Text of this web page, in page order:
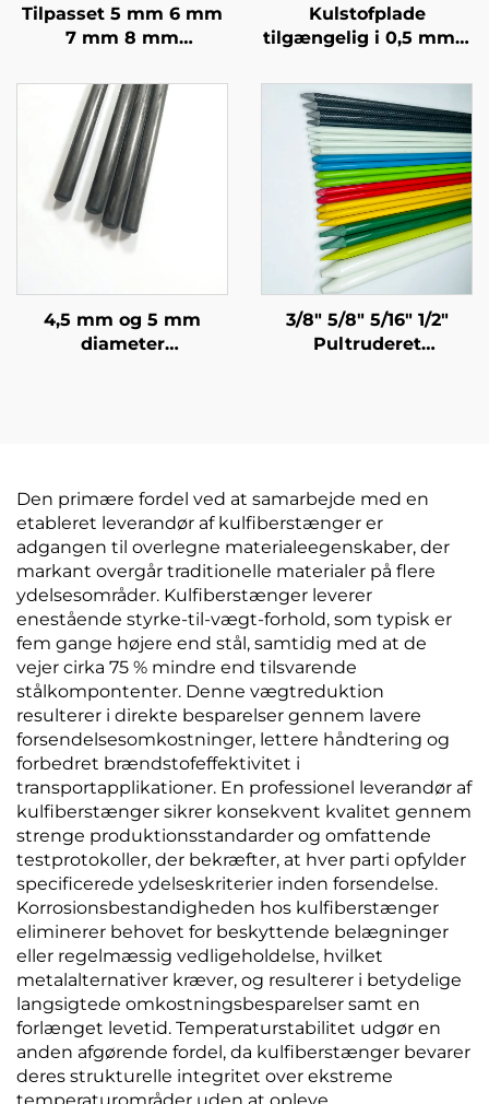
Tilpasset 5 mm 6 mm
7 mm 8 mm
GFRP Pultrusion Solid
Fiberglas Pæl til
Landbrugspæl
Kulstofplade
tilgængelig i 0,5 mm, 1
mm, 3 mm og 4 mm
3K blankoverflade
kulstofplade i tilpasset
størrelse
4,5 mm og 5 mm
diameter
3/8" 5/8" 5/16" 1/2"
Pultruderet
Den primære fordel ved at samarbejde med en
etableret leverandør af kulfiberstænger er
adgangen til overlegne materialeegenskaber, der
markant overgår traditionelle materialer på flere
ydelsesområder. Kulfiberstænger leverer
enestående styrke-til-vægt-forhold, som typisk er
fem gange højere end stål, samtidig med at de
vejer cirka 75 % mindre end tilsvarende
stålkompontenter. Denne vægtreduktion
resulterer i direkte besparelser gennem lavere
forsendelsesomkostninger, lettere håndtering og
forbedret brændstofeffektivitet i
transportapplikationer. En professionel leverandør af
kulfiberstænger sikrer konsekvent kvalitet gennem
strenge produktionsstandarder og omfattende
testprotokoller, der bekræfter, at hver parti opfylder
specificerede ydelseskriterier inden forsendelse.
Korrosionsbestandigheden hos kulfiberstænger
eliminerer behovet for beskyttende belægninger
eller regelmæssig vedligeholdelse, hvilket
metalalternativer kræver, og resulterer i betydelige
langsigtede omkostningsbesparelser samt en
forlænget levetid. Temperaturstabilitet udgør en
anden afgørende fordel, da kulfiberstænger bevarer
deres strukturelle integritet over ekstreme